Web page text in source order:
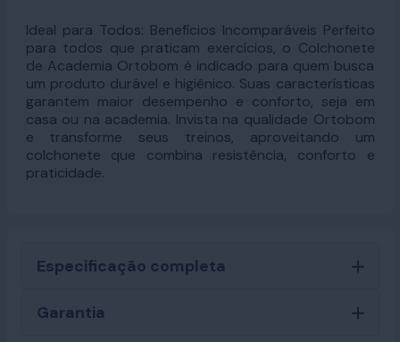
Ideal para Todos: Benefícios Incomparáveis Perfeito
para todos que praticam exercícios, o Colchonete
de Academia Ortobom é indicado para quem busca
um produto durável e higiênico. Suas características
garantem maior desempenho e conforto, seja em
casa ou na academia. Invista na qualidade Ortobom
e transforme seus treinos, aproveitando um
colchonete que combina resistência, conforto e
praticidade.
Especificação completa
Garantia